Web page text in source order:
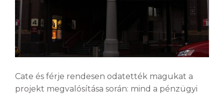
Cate és férje rendesen odatették magukat a
projekt megvalósítása során: mind a pénzügyi